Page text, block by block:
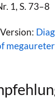
1, S. 73–8
megaureter